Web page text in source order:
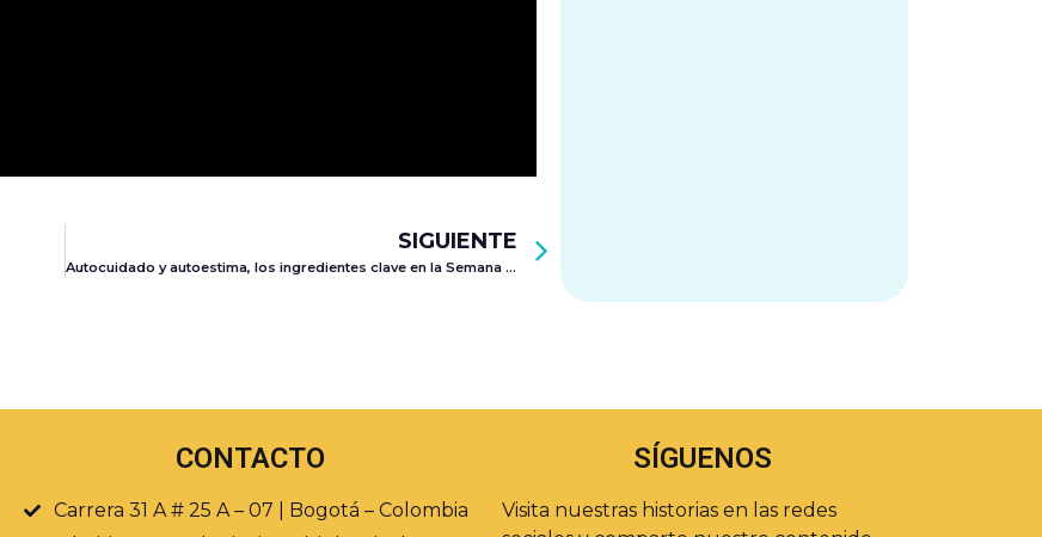
SIGUIENTE
Autocuidado y autoestima, los ingredientes clave en la Semana de la Salud
CONTACTO
Carrera 31 A # 25 A – 07 | Bogotá – Colombia
SÍGUENOS
Visita nuestras historias en las redes